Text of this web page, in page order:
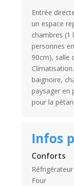
Entrée
un espace
chambres (1
personnes
90cm), salle
baignoire,
paysager en
pour la
Infos
Conforts
Réfrigérateur
Four